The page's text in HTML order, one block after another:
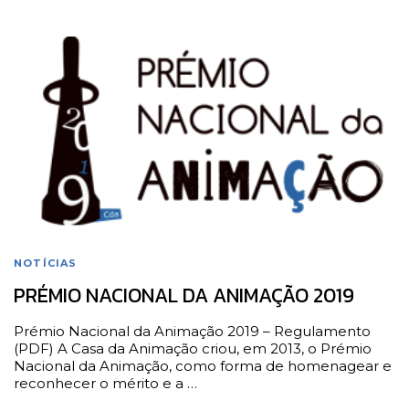
NOTÍCIAS
PRÉMIO NACIONAL DA ANIMAÇÃO 2019
Prémio Nacional da Animação 2019 – Regulamento
(PDF) A Casa da Animação criou, em 2013, o Prémio
Nacional da Animação, como forma de homenagear e
reconhecer o mérito e a …